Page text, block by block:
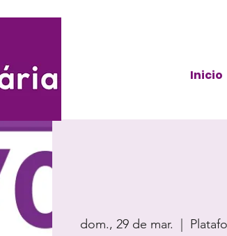
Inicio
dom., 29 de mar.